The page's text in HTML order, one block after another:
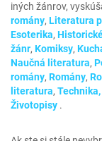
iných žánrov,
romány‎, Literatura
Esoterika,
žánr, Komiksy,
Naučná literatura,
romány‎, Romány,
literatura,
Životopisy .